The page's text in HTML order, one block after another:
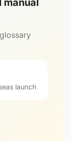
manual
launch